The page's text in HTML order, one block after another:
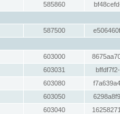
585860
587500
603000
603031
603080
603050
603040